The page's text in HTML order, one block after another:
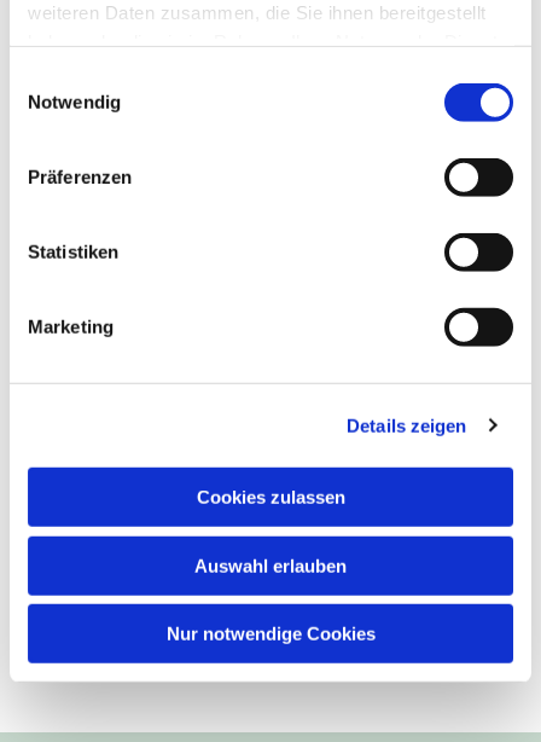
weiteren Daten zusammen, die Sie ihnen bereitgestellt
Notwendig
Präferenzen
Statistiken
Marketing
Details zeigen
Cookies zulassen
Auswahl erlauben
Nur notwendige Cookies
Dies könnte Sie auch